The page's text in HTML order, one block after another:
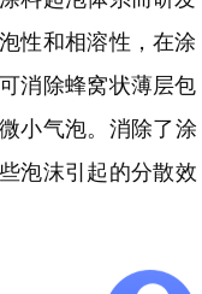
性和相溶性，在涂
消除蜂窝状薄层包
小气泡。消除了涂
泡沫引起的分散效